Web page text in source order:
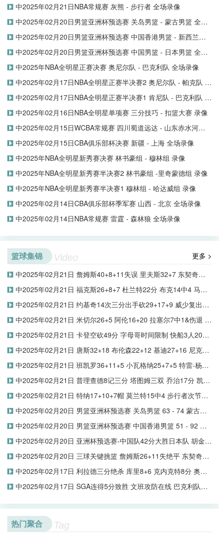
中2025年02月21日NBA常规赛 灰熊 - 步行者 全场录像
中2025年02月20日男篮亚洲杯预选赛 关岛男篮 - 蒙古男篮 全场录像
中2025年02月20日男篮亚洲杯预选赛 中国香港男篮 - 新西兰男篮 全场录像
中2025年02月20日男篮亚洲杯预选赛 中国男篮 - 日本男篮 全场录像
中2025年NBA全明星正赛决赛 奥尼尔队 - 巴克利队 全场录像
中2025年02月17日NBA全明星正赛半决赛2 奥尼尔队 - 帕克队 全场录像
中2025年02月17日NBA全明星正赛半决赛1 肯尼队 - 巴克利队 全场录像
中2025年02月16日NBA全明星单项赛 三分技巧 - 扣篮大赛 录像
中2025年02月15日WCBA常规赛 四川蜀道远达 - 山东赤水河酒 全场录像
中2025年02月15日CBA俱乐部杯决赛 新疆 - 上海 全场录像
中2025年NBA全明星新秀赛决赛 林书豪组 - 穆林组 录像
中2025年NBA全明星新秀赛半决赛2 林书豪组 -里奇蒙德组 录像
中2025年NBA全明星新秀赛半决赛1 穆林组 - 哈达威组 录像
中2025年02月14日CBA俱乐部杯季军赛 山西 - 北京 全场录像
中2025年02月14日NBA常规赛 雷霆 - 森林狼 全场录像
篮球集锦 Video
更多 >
中2025年02月21日 詹姆斯40+8+11失误 里夫斯32+7 东契奇缺阵 湖人三杀开拓者
中2025年02月21日 福克斯26+8+7 杜兰特22分 布克14中4 马刺7人上双送太阳4连败
中2025年02月21日 约基奇14次三分出手砍29+17+9 威少复出8+7 掘金轻取黄蜂
中2025年02月21日 米切尔26+5 阿伦16+20 拉塞尔7中1&伤退 骑士撕破篮网取5连胜
中2025年02月21日 卡登空砍49分 字母哥时间限制 快船3人20+遭雄鹿末节13分逆转
中2025年02月21日 唐斯32+18 布伦森22+12 基迪27+16 尼克斯加时擒牛拒三杀
中2025年02月21日 班凯罗36+11+5 小瓦格纳25+7+5 特雷-杨38+4+5 魔术力擒老鹰
中2025年02月21日 普理查德8记三分 塔图姆三双 乔治17分 凯尔特人送76人6连败
中2025年02月21日 特纳17+10+7帽 莫兰特15中4 步行者次节轰50分&主场击退灰熊
中2025年02月20日 男篮亚洲杯预选赛 关岛男篮 63 - 74 蒙古男篮 全场集锦
中2025年02月20日 男篮亚洲杯预选赛 中国香港男篮 51 - 92 新西兰男篮 集锦
中2025年02月20日 亚洲杯预选赛-中国队42分大胜日本队 胡金秋17+5 赵睿16+8+4
中2025年02月20日 三球关键挑篮 詹姆斯26+11失绝平 东契奇三分9中1 湖人爆冷负黄蜂
中2025年02月17日 利拉德三分绝杀 库里8+6 克内克特8分 奥尼尔队淘汰帕克队
中2025年02月17日 SGA连得5分致胜 文班攻防在线 巴克利队绝杀肯尼队杀入决赛
热门聚合 Tag